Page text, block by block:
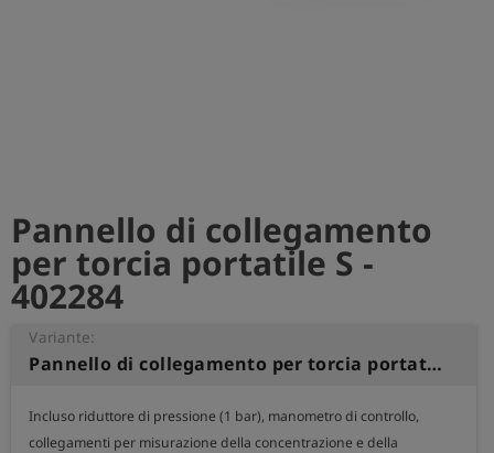
Pannello di collegamento
per torcia portatile S -
402284
Variante:
Pannello di collegamento per torcia portatile S
Incluso riduttore di pressione (1 bar), manometro di controllo,
collegamenti per misurazione della concentrazione e della